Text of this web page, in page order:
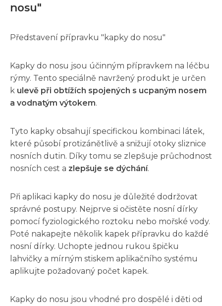
nosu"
Představení přípravku "kapky do nosu"
Kapky do nosu jsou účinným přípravkem na léčbu
rýmy. Tento speciálně navržený produkt je určen
k ulevě při obtížích spojených s ucpaným nosem
a vodnatým výtokem.
Tyto kapky obsahují specifickou kombinaci látek,
které působí protizánětlivě a snižují otoky sliznice
nosních dutin. Díky tomu se zlepšuje průchodnost
nosních cest a zlepšuje se dýchání.
Při aplikaci kapky do nosu je důležité dodržovat
správné postupy. Nejprve si očistěte nosní dírky
pomocí fyziologického roztoku nebo mořské vody.
Poté nakapejte několik kapek přípravku do každé
nosní dírky. Uchopte jednou rukou špičku
lahvičky a mírným stiskem aplikačního systému
aplikujte požadovaný počet kapek.
Kapky do nosu jsou vhodné pro dospělé i děti od